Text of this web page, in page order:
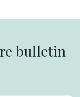
bulletin